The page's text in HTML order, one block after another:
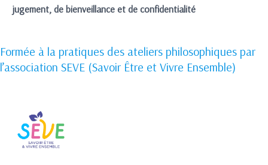
jugement, de bienveillance et de confidentialité
Formée à la pratiques des ateliers philosophiques par
l’association SEVE (Savoir Être et Vivre Ensemble)